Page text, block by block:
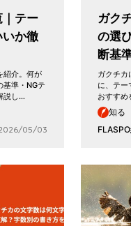
｜テー
か徹
紹介。何が
基準・NGテ
説し…
05/03
ガク
の選
断基
ガクチカ
に、テー
おすす
知る